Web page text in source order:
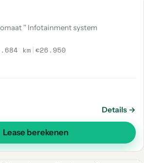
'' Infotainment system
km |€26.950
Details →
Lease berekenen